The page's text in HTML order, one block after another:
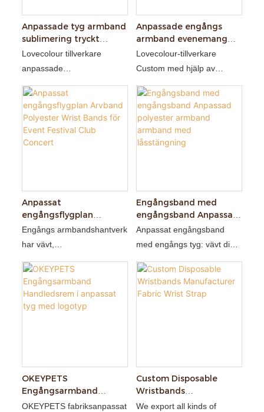
med ett plastspänne i den
andra. När det väl är buret
kan det inte tas bort utan att
förstöra armbandet eller
spännet, vilket möjliggör
identitetsverifiering och
åtkomstkontroll.
Anpassade tyg armband
sublimering tryckt
elastiskt armband med
logotypanpassad
Lovecolour tillverkare
anpassade
armbands musik tyg
armband vävt armband
personliga armband med
logotypanpassad
Anpassade engångs
armband evenemang
souvenir konsert
armband för dekoration
Lovecolour-tillverkare
Custom med hjälp av
tårbeständig, icke-blekning
och en mängd olika
engångsknappar att välja
mellan
Anpassat
engångsflygplan
Arvband Polyester Wrist
Bands för Event Festival
Club Concert
Engångs armbandshantverk
har vävt,
värmeöverföringstryck
(sublimeringstryck), utskrift
av silke skärm,
bronsningstryck. Armbands
återvinning som används
Engångsband med
engångsband Anpassad
polyester armband
armband med
låsstängning
Anpassat engångsband
med engångs tyg: vävt din
logotyp på tyg armband
visar din logotyp super
utseende på broderi sätt, de
OKEYPETS
Engångsarmband
Handledsrem i anpassat
OKEYPETS fabriksanpassat
Custom Disposable
Wristbands
Manufacturer Fabric
We export all kinds of